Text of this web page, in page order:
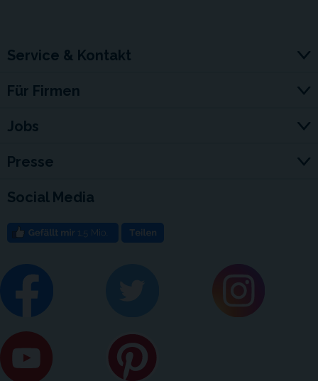
Service & Kontakt
Für Firmen
Jobs
Presse
Social Media